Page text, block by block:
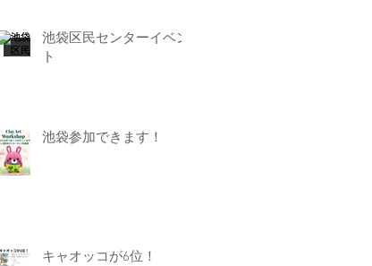
池袋区民センターイベン
ト
池袋参加できます！
キャオッコが6位！